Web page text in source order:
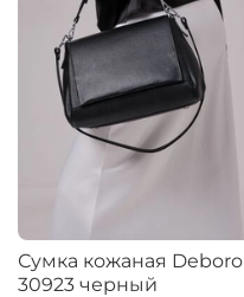
Сумка кожаная Deboro
30923 черный